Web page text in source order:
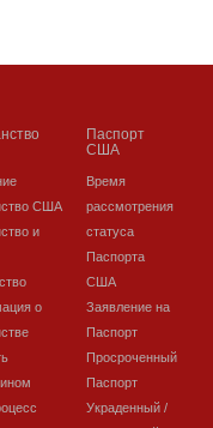
США
и
о
Паспорт
США
Время
рассмотрения
статуса
Паспорта
США
Заявление на
Паспорт
Просроченный
Паспорт
Украденный /